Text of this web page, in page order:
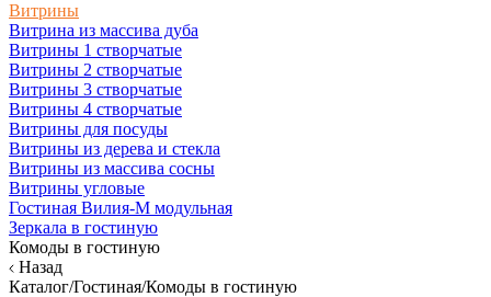
Витрины
Витрина из массива дуба
Витрины 1 створчатые
Витрины 2 створчатые
Витрины 3 створчатые
Витрины 4 створчатые
Витрины для посуды
Витрины из дерева и стекла
Витрины из массива сосны
Витрины угловые
Гостиная Вилия-М модульная
Зеркала в гостиную
Комоды в гостиную
Назад
Каталог/Гостиная/Комоды в гостиную